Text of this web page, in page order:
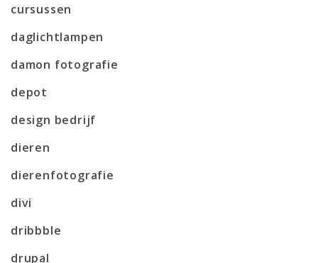
cursussen
daglichtlampen
damon fotografie
depot
design bedrijf
dieren
dierenfotografie
divi
dribbble
drupal